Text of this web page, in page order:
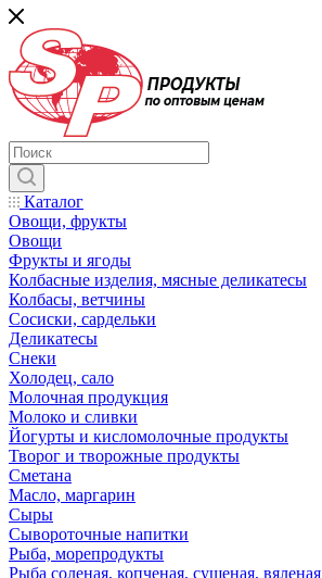
Каталог
Овощи, фрукты
Овощи
Фрукты и ягоды
Колбасные изделия, мясные деликатесы
Колбасы, ветчины
Сосиски, сардельки
Деликатесы
Снеки
Холодец, сало
Молочная продукция
Молоко и сливки
Йогурты и кисломолочные продукты
Творог и творожные продукты
Сметана
Масло, маргарин
Сыры
Сывороточные напитки
Рыба, морепродукты
Рыба соленая, копченая, сушеная, вяленая